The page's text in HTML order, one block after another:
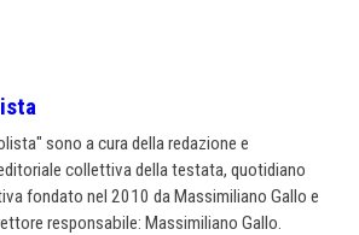
sono a cura della redazione e
collettiva della testata, quotidiano
fondato nel 2010 da Massimiliano Gallo e
responsabile: Massimiliano Gallo.